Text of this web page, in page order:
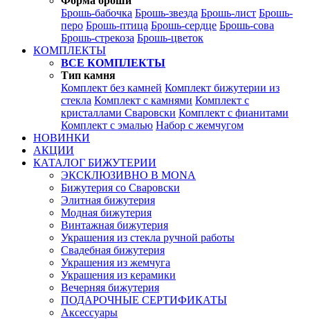
Брошь-бабочка Брошь-звезда Брошь-лист Брошь-
перо Брошь-птица Брошь-сердце Брошь-сова
Брошь-стрекоза Брошь-цветок
КОМПЛЕКТЫ
ВСЕ КОМПЛЕКТЫ
Тип камня
Комплект без камней Комплект бижутерии из
стекла Комплект с камнями Комплект с
кристаллами Сваровски Комплект с фианитами
Комплект с эмалью Набор с жемчугом
НОВИНКИ
АКЦИИ
КАТАЛОГ БИЖУТЕРИИ
ЭКСКЛЮЗИВНО В MONA
Бижутерия со Сваровски
Элитная бижутерия
Модная бижутерия
Винтажная бижутерия
Украшения из стекла ручной работы
Свадебная бижутерия
Украшения из жемчуга
Украшения из керамики
Вечерняя бижутерия
ПОДАРОЧНЫЕ СЕРТИФИКАТЫ
Аксессуары